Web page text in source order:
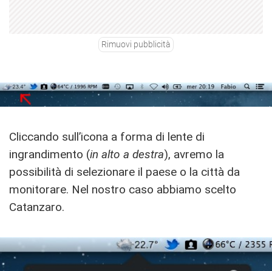
Rimuovi pubblicità
Cliccando sull’icona a forma di lente di
ingrandimento (in alto a destra), avremo la
possibilità di selezionare il paese o la città da
monitorare. Nel nostro caso abbiamo scelto
Catanzaro.